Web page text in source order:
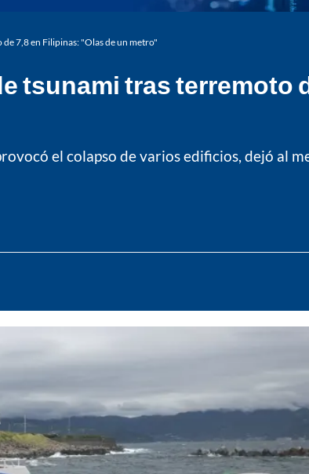
7,8 en Filipinas: "Olas de un metro"
tsunami tras terremoto
el colapso de varios edificios, dejó al